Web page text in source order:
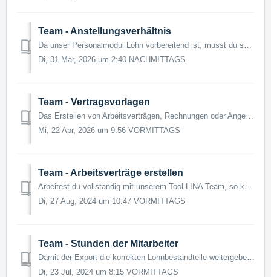
Team - Anstellungsverhältnis
Da unser Personalmodul Lohn vorbereitend ist, musst du selbstverständlich auch das Anstellungsverhältnis angeben. Wenn du einen neuen Mitarbeiter hast, mu...
Di, 31 Mär, 2026 um 2:40 NACHMITTAGS
Team - Vertragsvorlagen
Das Erstellen von Arbeitsverträgen, Rechnungen oder Angeboten gehört zum administrativen Alltag, kann aber viel Zeit fressen. Mit dem Bereich Vertragsvorlag...
Mi, 22 Apr, 2026 um 9:56 VORMITTAGS
Team - Arbeitsverträge erstellen
Arbeitest du vollständig mit unserem Tool LINA Team, so kannst Du bei ausgefüllten Stammdaten einen Arbeitsvertrag direkt im Mitarbeiterprofil erzeugen. ...
Di, 27 Aug, 2024 um 10:47 VORMITTAGS
Team - Stunden der Mitarbeiter
Damit der Export die korrekten Lohnbestandteile weitergeben kann, musst du bei deinen Mitarbeitern einige Einstellungen tätigen und Informationen erfassen. ...
Di, 23 Jul, 2024 um 8:15 VORMITTAGS